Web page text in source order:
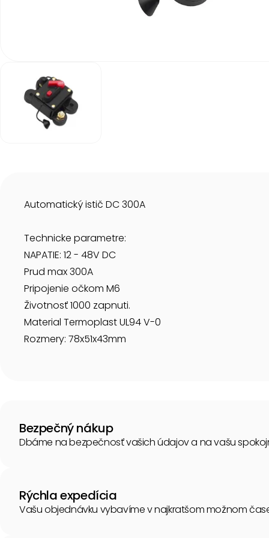
Automatický istič DC 300A
Technicke parametre:
NAPATIE: 12 - 48V DC
Prud max 300A
Pripojenie očkom M6
Životnosť 1000 zapnuti.
Material Termoplast UL94 V-0
Rozmery: 78x51x43mm
Bezpečný nákup
Dbáme na bezpečnosť vašich údajov a na vašu
Rýchla expedícia
Vašu objednávku vybavíme v najkratšom možnom